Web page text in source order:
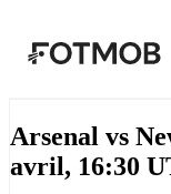
Arsenal vs
avril, 16:30